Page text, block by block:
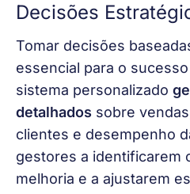
Decisões
Tomar decisões
essencial para o
sistema personalizado
detalhados sobre
clientes e desempenho
gestores a identificarem
melhoria e a ajustarem